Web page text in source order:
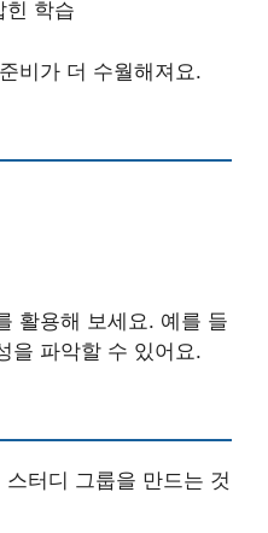
힌 학습
비가 더 수월해져요.
활용해 보세요. 예를 들
을 파악할 수 있어요.
터디 그룹을 만드는 것